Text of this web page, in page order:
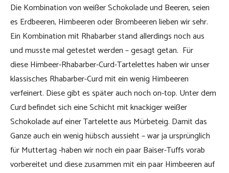
Die Kombination von weißer Schokolade und Beeren, seien
es Erdbeeren, Himbeeren oder Brombeeren lieben wir sehr.
Ein Kombination mit Rhabarber stand allerdings noch aus
und musste mal getestet werden – gesagt getan. Für
diese Himbeer-Rhabarber-Curd-Tartelettes haben wir unser
klassisches Rhabarber-Curd mit ein wenig Himbeeren
verfeinert. Diese gibt es später auch noch on-top. Unter dem
Curd befindet sich eine Schicht mit knackiger weißer
Schokolade auf einer Tartelette aus Mürbeteig. Damit das
Ganze auch ein wenig hübsch aussieht – war ja ursprünglich
für Muttertag -haben wir noch ein paar Baiser-Tuffs vorab
vorbereitet und diese zusammen mit ein paar Himbeeren auf